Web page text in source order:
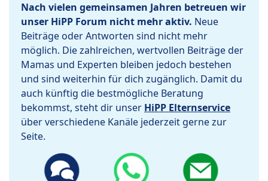
Nach vielen gemeinsamen Jahren betreuen wir
unser HiPP Forum nicht mehr aktiv. Neue
Beiträge oder Antworten sind nicht mehr
möglich. Die zahlreichen, wertvollen Beiträge der
Mamas und Experten bleiben jedoch bestehen
und sind weiterhin für dich zugänglich. Damit du
auch künftig die bestmögliche Beratung
bekommst, steht dir unser HiPP Elternservice
über verschiedene Kanäle jederzeit gerne zur
Seite.